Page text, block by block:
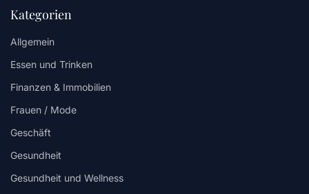
Kategorien
Allgemein
Essen und Trinken
Finanzen & Immobilien
Frauen / Mode
Geschäft
Gesundheit
Gesundheit und Wellness